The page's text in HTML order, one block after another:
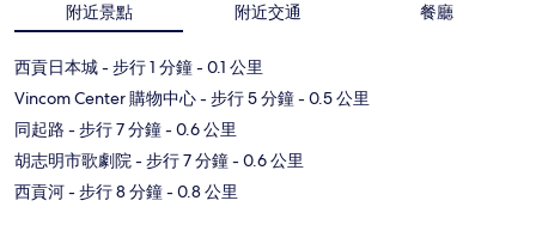
附近景點 附近交通 餐廳
西貢日本城- 步行 1 分鐘- 0.1 公里
Vincom Center 購物中心- 步行 5 分鐘- 0.5 公里
同起路 - 步行 7 分鐘- 0.6 公里
胡志明市歌劇院- 步行 7 分鐘- 0.6 公里
西貢河- 步行 8 分鐘- 0.8 公里